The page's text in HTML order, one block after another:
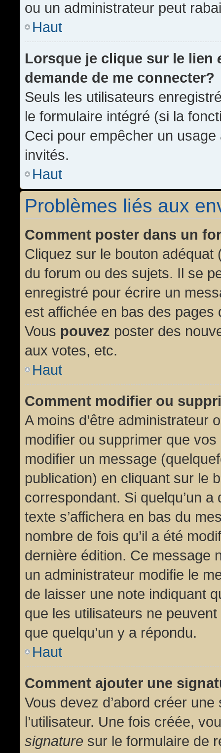
ou un administrateur peut
Haut
Lorsque je clique sur le lien
demande de me connecter?
Seuls les utilisateurs
le formulaire intégré (si la
Ceci pour empêcher un
invités.
Haut
Problèmes liés aux
Comment poster dans un
Cliquez sur le bouton
du forum ou des sujets. Il se
enregistré pour écrire un
est affichée en bas des
Vous pouvez poster des
aux votes, etc.
Haut
Comment modifier ou
A moins d’être administrateur
modifier ou supprimer que
modifier un message
publication) en cliquant sur le
correspondant. Si quelqu’un
texte s’affichera en bas du
nombre de fois qu’il a été
dernière édition. Ce message
un administrateur modifie le
de laisser une note indiquant
que les utilisateurs ne
que quelqu’un y a répondu.
Haut
Comment ajouter une
Vous devez d’abord créer
l’utilisateur. Une fois créée,
signature sur le formulaire de